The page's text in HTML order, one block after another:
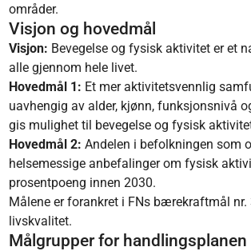
områder.
Visjon og hovedmål
Visjon: Bevegelse og fysisk aktivitet er et
alle gjennom hele livet.
Hovedmål 1: Et mer aktivitetsvennlig
uavhengig av alder, kjønn, funksjonsnivå
gis mulighet til bevegelse og fysisk
Hovedmål 2: Andelen i befolkningen som
helsemessige anbefalinger om fysisk
prosentpoeng innen 2030.
Målene er forankret i FNs bærekraftmål nr.
livskvalitet.
Målgrupper for handlingsplanen